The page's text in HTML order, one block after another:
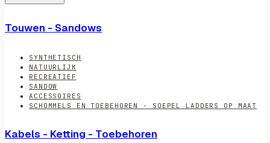
Touwen - Sandows
SYNTHETISCH
NATUURLIJK
RECREATIEF
SANDOW
ACCESSOIRES
SCHOMMELS EN TOEBEHOREN - SOEPEL LADDERS OP MAAT
Kabels - Ketting - Toebehoren